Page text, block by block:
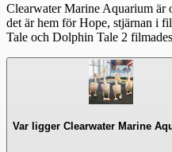
Clearwater Marine Aquarium är
det är hem för Hope, stjärnan i
Tale och Dolphin Tale 2
Var ligger Clearwater Marine